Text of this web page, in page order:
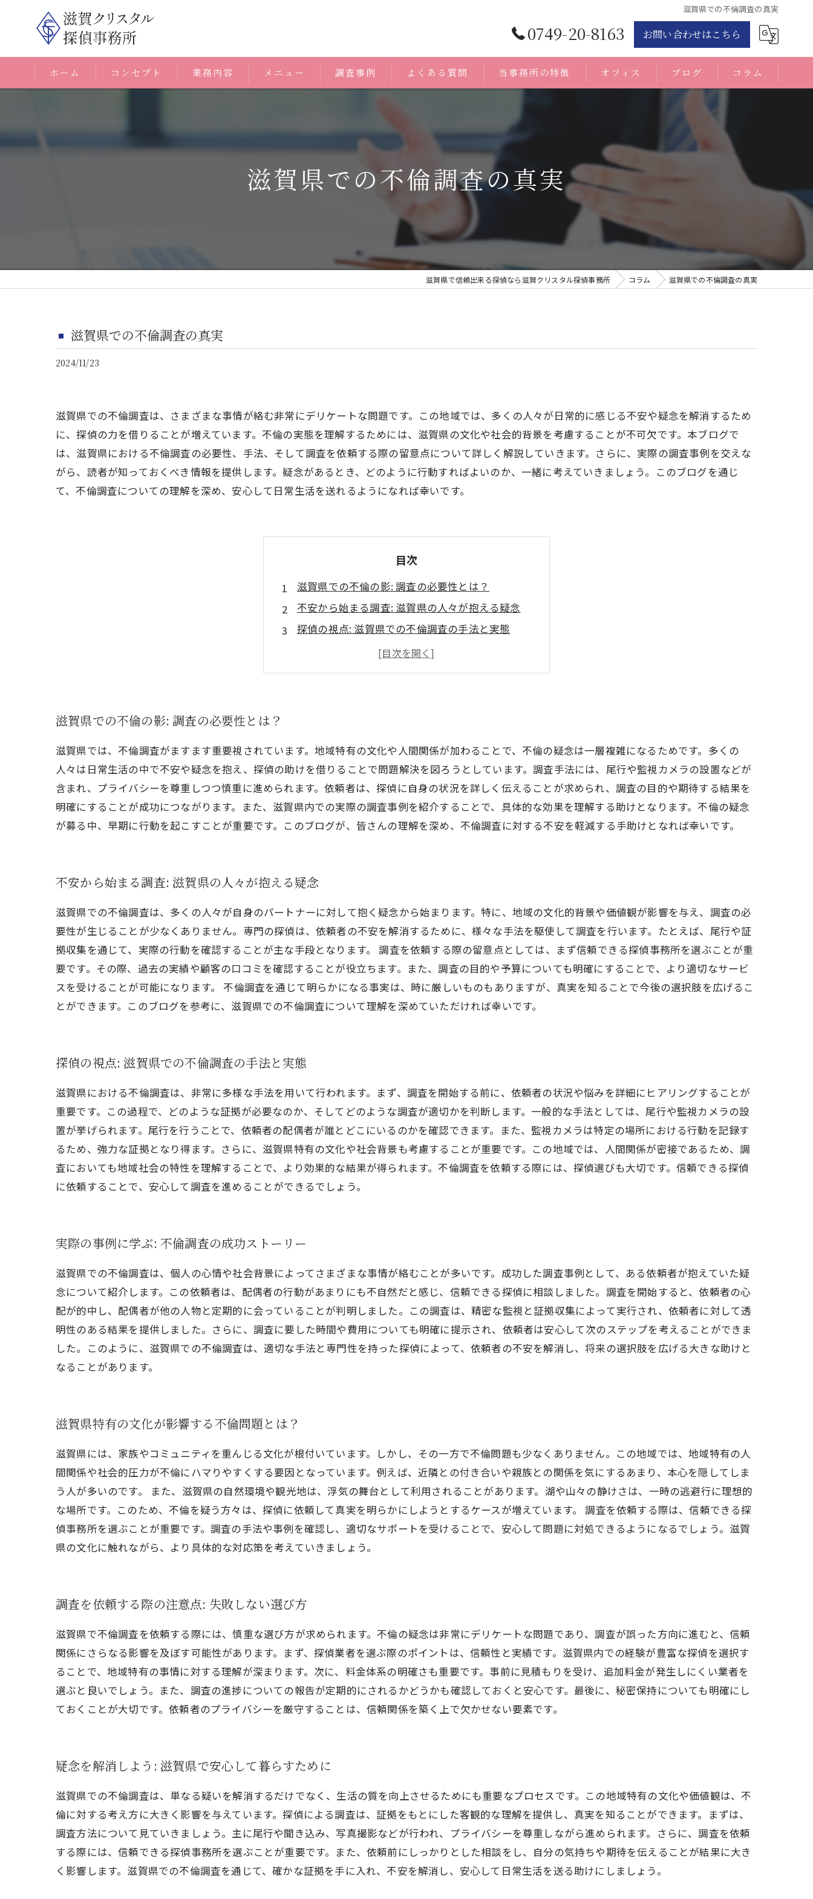
滋賀県での不倫調査の真実
0749-20-8163 お問い合わせはこちら
ホーム コンセプト 業務内容 メニュー 調査事例 よくある質問 当事務所の特徴
身辺調査
証拠
オフィス ブログ コラム
滋賀県での不倫調査の真実
滋賀県で信頼出来る探偵なら滋賀クリスタル探偵事務所 コラム 滋賀県での不倫調査の真実
滋賀県での不倫調査の真実
2024/11/23
滋賀県での不倫調査は、さまざまな事情が絡む非常にデリケートな問題です。この地域では、多くの人々が日常的に感じる不安や疑念を解消するため
に、探偵の力を借りることが増えています。不倫の実態を理解するためには、滋賀県の文化や社会的背景を考慮することが不可欠です。本ブログで
は、滋賀県における不倫調査の必要性、手法、そして調査を依頼する際の留意点について詳しく解説していきます。さらに、実際の調査事例を交えな
がら、読者が知っておくべき情報を提供します。疑念があるとき、どのように行動すればよいのか、一緒に考えていきましょう。このブログを通じ
て、不倫調査についての理解を深め、安心して日常生活を送れるようになれば幸いです。
目次
滋賀県での不倫の影: 調査の必要性とは？
不安から始まる調査: 滋賀県の人々が抱える疑念
探偵の視点: 滋賀県での不倫調査の手法と実態
実際の事例に学ぶ: 不倫調査の成功ストーリー
滋賀県特有の文化が影響する不倫問題とは？
滋賀県での不倫の影: 調査の必要性とは？
滋賀県では、不倫調査がますます重要視されています。地域特有の文化や人間関係が加わることで、不倫の疑念は一層複雑になるためです。多くの
人々は日常生活の中で不安や疑念を抱え、探偵の助けを借りることで問題解決を図ろうとしています。調査手法には、尾行や監視カメラの設置などが
含まれ、プライバシーを尊重しつつ慎重に進められます。依頼者は、探偵に自身の状況を詳しく伝えることが求められ、調査の目的や期待する結果を
明確にすることが成功につながります。また、滋賀県内での実際の調査事例を紹介することで、具体的な効果を理解する助けとなります。不倫の疑念
が募る中、早期に行動を起こすことが重要です。このブログが、皆さんの理解を深め、不倫調査に対する不安を軽減する手助けとなれば幸いです。
不安から始まる調査: 滋賀県の人々が抱える疑念
滋賀県での不倫調査は、多くの人々が自身のパートナーに対して抱く疑念から始まります。特に、地域の文化的背景や価値観が影響を与え、調査の必
要性が生じることが少なくありません。専門の探偵は、依頼者の不安を解消するために、様々な手法を駆使して調査を行います。たとえば、尾行や証
拠収集を通じて、実際の行動を確認することが主な手段となります。 調査を依頼する際の留意点としては、まず信頼できる探偵事務所を選ぶことが重
要です。その際、過去の実績や顧客の口コミを確認することが役立ちます。また、調査の目的や予算についても明確にすることで、より適切なサービ
スを受けることが可能になります。 不倫調査を通じて明らかになる事実は、時に厳しいものもありますが、真実を知ることで今後の選択肢を広げるこ
とができます。このブログを参考に、滋賀県での不倫調査について理解を深めていただければ幸いです。
探偵の視点: 滋賀県での不倫調査の手法と実態
滋賀県における不倫調査は、非常に多様な手法を用いて行われます。まず、調査を開始する前に、依頼者の状況や悩みを詳細にヒアリングすることが
重要です。この過程で、どのような証拠が必要なのか、そしてどのような調査が適切かを判断します。一般的な手法としては、尾行や監視カメラの設
置が挙げられます。尾行を行うことで、依頼者の配偶者が誰とどこにいるのかを確認できます。また、監視カメラは特定の場所における行動を記録す
るため、強力な証拠となり得ます。さらに、滋賀県特有の文化や社会背景も考慮することが重要です。この地域では、人間関係が密接であるため、調
査においても地域社会の特性を理解することで、より効果的な結果が得られます。不倫調査を依頼する際には、探偵選びも大切です。信頼できる探偵
に依頼することで、安心して調査を進めることができるでしょう。
実際の事例に学ぶ: 不倫調査の成功ストーリー
滋賀県での不倫調査は、個人の心情や社会背景によってさまざまな事情が絡むことが多いです。成功した調査事例として、ある依頼者が抱えていた疑
念について紹介します。この依頼者は、配偶者の行動があまりにも不自然だと感じ、信頼できる探偵に相談しました。調査を開始すると、依頼者の心
配が的中し、配偶者が他の人物と定期的に会っていることが判明しました。この調査は、精密な監視と証拠収集によって実行され、依頼者に対して透
明性のある結果を提供しました。さらに、調査に要した時間や費用についても明確に提示され、依頼者は安心して次のステップを考えることができま
した。このように、滋賀県での不倫調査は、適切な手法と専門性を持った探偵によって、依頼者の不安を解消し、将来の選択肢を広げる大きな助けと
なることがあります。
滋賀県特有の文化が影響する不倫問題とは？
滋賀県には、家族やコミュニティを重んじる文化が根付いています。しかし、その一方で不倫問題も少なくありません。この地域では、地域特有の人
間関係や社会的圧力が不倫にハマりやすくする要因となっています。例えば、近隣との付き合いや親族との関係を気にするあまり、本心を隠してしま
う人が多いのです。 また、滋賀県の自然環境や観光地は、浮気の舞台として利用されることがあります。湖や山々の静けさは、一時の逃避行に理想的
な場所です。このため、不倫を疑う方々は、探偵に依頼して真実を明らかにしようとするケースが増えています。 調査を依頼する際は、信頼できる探
偵事務所を選ぶことが重要です。調査の手法や事例を確認し、適切なサポートを受けることで、安心して問題に対処できるようになるでしょう。滋賀
県の文化に触れながら、より具体的な対応策を考えていきましょう。
調査を依頼する際の注意点: 失敗しない選び方
滋賀県で不倫調査を依頼する際には、慎重な選び方が求められます。不倫の疑念は非常にデリケートな問題であり、調査が誤った方向に進むと、信頼
関係にさらなる影響を及ぼす可能性があります。まず、探偵業者を選ぶ際のポイントは、信頼性と実績です。滋賀県内での経験が豊富な探偵を選択す
ることで、地域特有の事情に対する理解が深まります。次に、料金体系の明確さも重要です。事前に見積もりを受け、追加料金が発生しにくい業者を
選ぶと良いでしょう。また、調査の進捗についての報告が定期的にされるかどうかも確認しておくと安心です。最後に、秘密保持についても明確にし
ておくことが大切です。依頼者のプライバシーを厳守することは、信頼関係を築く上で欠かせない要素です。
疑念を解消しよう: 滋賀県で安心して暮らすために
滋賀県での不倫調査は、単なる疑いを解消するだけでなく、生活の質を向上させるためにも重要なプロセスです。この地域特有の文化や価値観は、不
倫に対する考え方に大きく影響を与えています。探偵による調査は、証拠をもとにした客観的な理解を提供し、真実を知ることができます。まずは、
調査方法について見ていきましょう。主に尾行や聞き込み、写真撮影などが行われ、プライバシーを尊重しながら進められます。さらに、調査を依頼
する際には、信頼できる探偵事務所を選ぶことが重要です。また、依頼前にしっかりとした相談をし、自分の気持ちや期待を伝えることが結果に大き
く影響します。滋賀県での不倫調査を通じて、確かな証拠を手に入れ、不安を解消し、安心して日常生活を送る助けにしましょう。